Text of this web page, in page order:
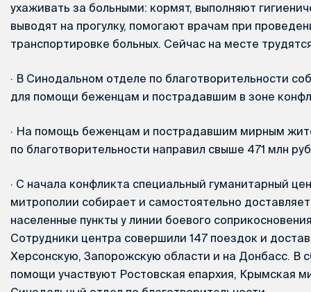
ухаживать за больными: кормят, выполняют
выводят на прогулку, помогают врачам при
транспортировке больных. Сейчас на месте
· В Синодальном отделе по благотворительности
для помощи беженцам и пострадавшим в зоне
· На помощь беженцам и пострадавшим мирным
по благотворительности направил свыше 471 млн
· С начала конфликта специальный гуманитарный
митрополии собирает и самостоятельно
населенные пункты у линии боевого
Сотрудники центра совершили 147 поездок и
Херсонскую, Запорожскую области и на Донбасс. В
помощи участвуют Ростовская епархия, Крымская